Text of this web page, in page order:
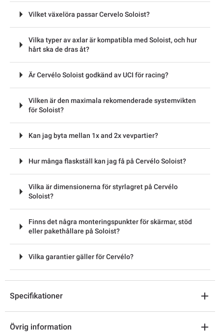
Vilket växelöra passar Cervelo Soloist?
Vilka typer av axlar är kompatibla med Soloist, och hur
hårt ska de dras åt?
Är Cervélo Soloist godkänd av UCI för racing?
Vilken är den maximala rekomenderade systemvikten
för Soloist?
Kan jag byta mellan 1x and 2x vevpartier?
Hur många flaskställ kan jag få på Cervélo Soloist?
Vilka är dimensionerna för styrlagret på Cervélo
Soloist?
Finns det några monteringspunkter för skärmar, stöd
eller pakethållare på Soloist?
Vilka garantier gäller för Cervélo?
Specifikationer
Övrig information